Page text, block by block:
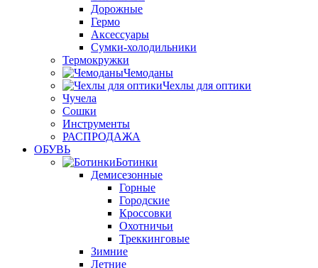
Дорожные
Гермо
Аксессуары
Сумки-холодильники
Термокружки
Чемоданы
Чехлы для оптики
Чучела
Сошки
Инструменты
РАСПРОДАЖА
ОБУВЬ
Ботинки
Демисезонные
Горные
Городские
Кроссовки
Охотничьи
Треккинговые
Зимние
Летние